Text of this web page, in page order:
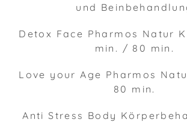
und
Detox Face Pharmos Natur
min. / 80 min.
Love your Age Pharmos
80 min.
Anti Stress Body